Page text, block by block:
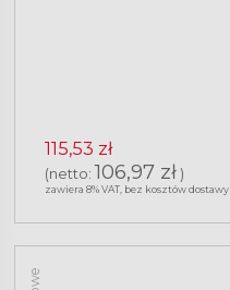
115,53 zł
(netto: 106,97 zł)
zawiera 8% VAT, bez kosztów dostawy